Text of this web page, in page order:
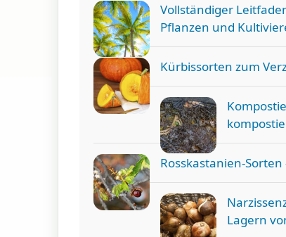
Vollständiger
Pflanzen und
Kürbissorten zum
Rosskastanien-
Lagern